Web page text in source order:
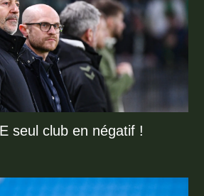
seul club en négatif !